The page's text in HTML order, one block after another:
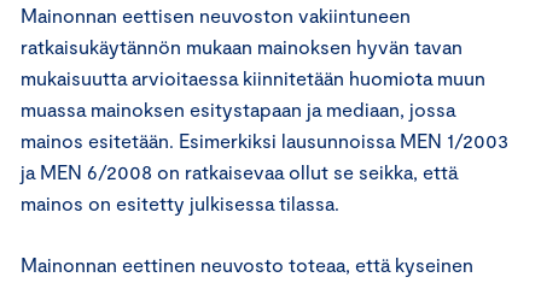
Mainonnan eettisen neuvoston vakiintuneen
ratkaisukäytännön mukaan mainoksen hyvän tavan
mukaisuutta arvioitaessa kiinnitetään huomiota muun
muassa mainoksen esitystapaan ja mediaan, jossa
mainos esitetään. Esimerkiksi lausunnoissa MEN 1/2003
ja MEN 6/2008 on ratkaisevaa ollut se seikka, että
mainos on esitetty julkisessa tilassa.
Mainonnan eettinen neuvosto toteaa, että kyseinen